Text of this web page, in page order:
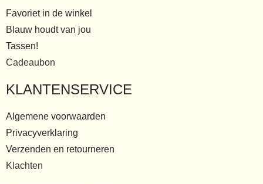
Favoriet in de winkel
Blauw houdt van jou
Tassen!
Cadeaubon
KLANTENSERVICE
Algemene voorwaarden
Privacyverklaring
Verzenden en retourneren
Klachten